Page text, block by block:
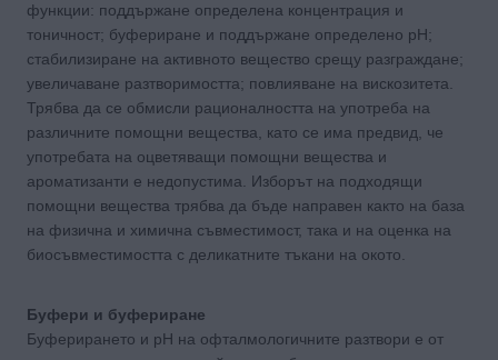
функции: поддържане определена концентрация и
тоничност; буфериране и поддържане определено рН;
стабилизиране на активното вещество срещу разграждане;
увеличаване разтворимостта; повлияване на вискозитета.
Трябва да се обмисли рационалността на употреба на
различните помощни вещества, като се има предвид, че
употребата на оцветяващи помощни вещества и
ароматизанти е недопустима. Изборът на подходящи
помощни вещества трябва да бъде направен както на база
на физична и химична съвместимост, така и на оценка на
биосъвместимостта с деликатните тъкани на окото.
Буфери и буфериране
Буферирането и рН на офталмологичните разтвори е от